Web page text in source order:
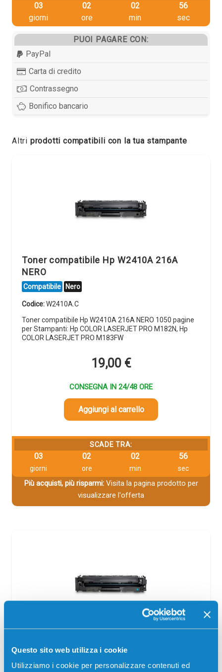
Questo sito web utilizza i cookie
Utilizziamo i cookie per personalizzare contenuti ed
03
giorni
02
ore
02
min
55
sec
PUOI PAGARE CON:
PayPal
Carta di credito
Contrassegno
Bonifico bancario
Altri prodotti compatibili con la tua stampante
Toner compatibile Hp W2410A 216A
NERO
Compatibile Nero
Codice:W2410A.C
Toner compatibile Hp W2410A 216A NERO 1050 pagine
per Stampanti: Hp COLOR LASERJET PRO M182N, Hp
COLOR LASERJET PRO M183FW
19,00 €
CONSEGNA IN 24/48 ORE
Aggiungi al carrello
SCADE TRA:
03
giorni
02
ore
02
min
55
sec
Più acquisti, più risparmi:Visita la pagina prodotto per
visualizzare l'offerta
CIANO
Compatibile Ciano